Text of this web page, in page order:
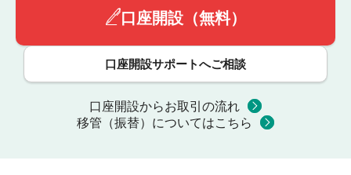
口座開設（無料）
口座開設サポートへご相談
口座開設からお取引の流れ
移管（振替）についてはこちら